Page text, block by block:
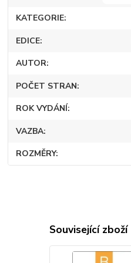
KATEGORIE
EDICE
AUTOR
POČET STRAN
ROK VYDÁNÍ
VAZBA
ROZMĚRY
Související zboží